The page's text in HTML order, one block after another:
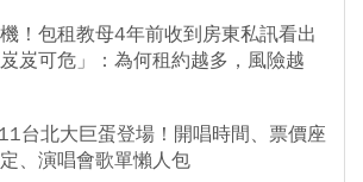
！包租教母4年前收到房東私訊看出
岌岌可危」：為何租約越多，風險越
台北大巨蛋登場！開唱時間、票價座
、演唱會歌單懶人包